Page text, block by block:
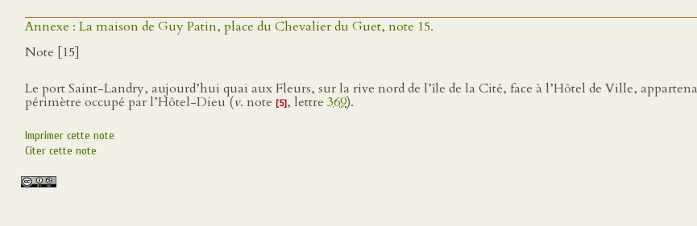
Annexe : La maison de Guy Patin, place du Chevalier du Guet, note 15.
Note [15]
Le port Saint-Landry, aujourd’hui quai aux Fleurs, sur la rive nord de l’île de la Cité, face à l’Hôtel de Ville,
périmètre occupé par l’Hôtel-Dieu (v. note [5], lettre 369).
Imprimer cette note
Citer cette note